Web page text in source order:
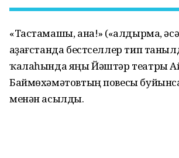
«Тастамашы, ана!» («Ҡалдырма,
Ҡаҙағстанда бестселлер тип
ҡалаһында яңы Йәштәр театры
Баймөхәмәтовтың повесы
менән асылды.